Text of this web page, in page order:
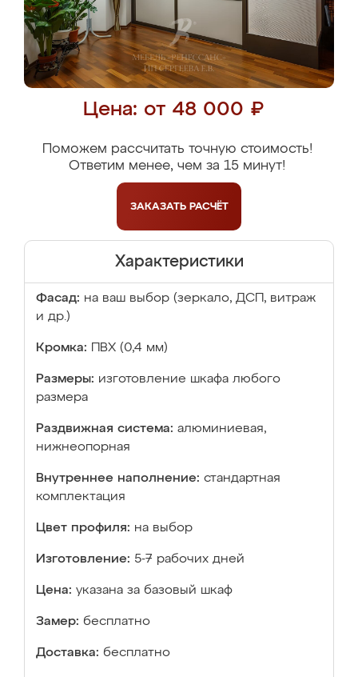
Цена: от 48 000 ₽
Поможем рассчитать точную стоимость!
Ответим менее, чем за 15 минут!
ЗАКАЗАТЬ РАСЧЁТ
Характеристики
Фасад: на ваш выбор (зеркало, ДСП, витраж
и др.)
Кромка: ПВХ (0,4 мм)
Размеры: изготовление шкафа любого
размера
Раздвижная система: алюминиевая,
нижнеопорная
Внутреннее наполнение: стандартная
комплектация
Цвет профиля: на выбор
Изготовление: 5-7 рабочих дней
Цена: указана за базовый шкаф
Замер: бесплатно
Доставка: бесплатно